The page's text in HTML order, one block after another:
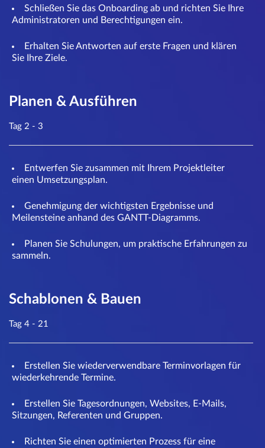
Schließen Sie das Onboarding ab und richten Sie Ihre
Administratoren und Berechtigungen ein.
Erhalten Sie Antworten auf erste Fragen und klären
Sie Ihre Ziele.
Planen & Ausführen
Tag 2 - 3
Entwerfen Sie zusammen mit Ihrem Projektleiter
einen Umsetzungsplan.
Genehmigung der wichtigsten Ergebnisse und
Meilensteine anhand des GANTT-Diagramms.
Planen Sie Schulungen, um praktische Erfahrungen zu
sammeln.
Schablonen & Bauen
Tag 4 - 21
Erstellen Sie wiederverwendbare Terminvorlagen für
wiederkehrende Termine.
Erstellen Sie Tagesordnungen, Websites, E-Mails,
Sitzungen, Referenten und Gruppen.
Richten Sie einen optimierten Prozess für eine